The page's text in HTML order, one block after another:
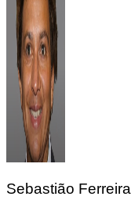
Sebastião Ferreira